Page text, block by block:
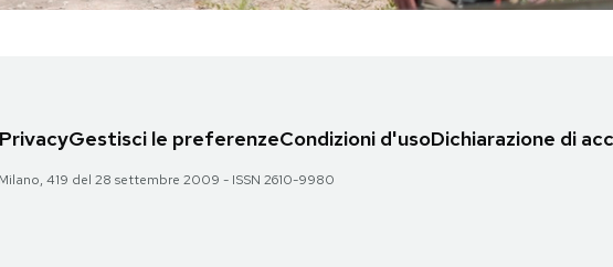
PrivacyGestisci le preferenzeCondizioni d'usoDichiarazione di
419 del 28 settembre 2009 - ISSN 2610-9980